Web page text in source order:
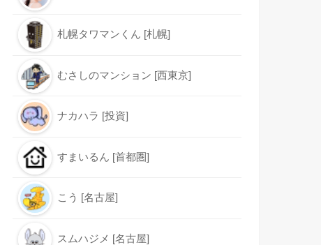
札幌タワマンくん [札幌]
むさしのマンション [西東京]
ナカハラ [投資]
すまいるん [首都圏]
こう [名古屋]
スムハジメ [名古屋]